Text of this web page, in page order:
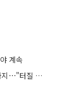
계속
국민의힘 '멱살 논란'에 오세훈 1심 유죄까지⋯"터질 게 터졌다"